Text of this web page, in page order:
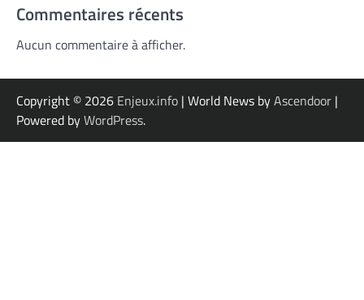
Commentaires récents
Aucun commentaire à afficher.
Copyright © 2026 Enjeux.info | World News byAscendoor |
Powered byWordPress.